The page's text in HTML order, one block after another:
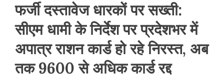
फर्जी दस्तावेज धारकों पर सख्ती:
सीएम धामी के निर्देश पर प्रदेशभर में
अपात्र राशन कार्ड हो रहे निरस्त, अब
तक 9600 से अधिक कार्ड रद्द